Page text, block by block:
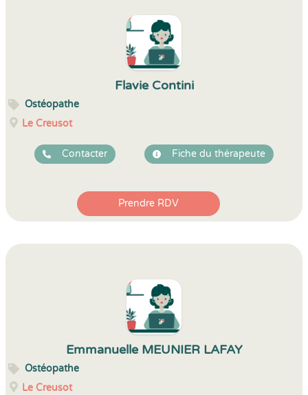
Flavie Contini
Ostéopathe
Le Creusot
Contacter Fiche du thérapeute
Prendre RDV
Emmanuelle MEUNIER LAFAY
Ostéopathe
Le Creusot